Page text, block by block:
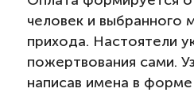
человек и выбранного
прихода. Настоятели
пожертвования сами.
написав имена в